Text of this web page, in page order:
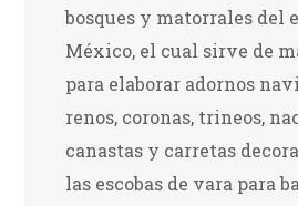
bosques y matorrales del
México, el cual sirve de
para elaborar adornos
renos, coronas, trineos,
canastas y carretas
las escobas de vara para